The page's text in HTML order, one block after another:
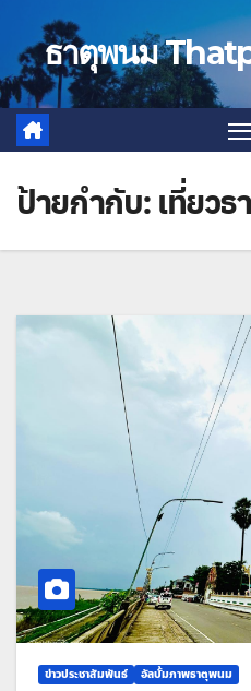
contentธาตุพนม
ป้ายกำกับ:เที่ยว
ข่าวประชาสัมพันธ์ อัลบั้มภาพธาตุพนม